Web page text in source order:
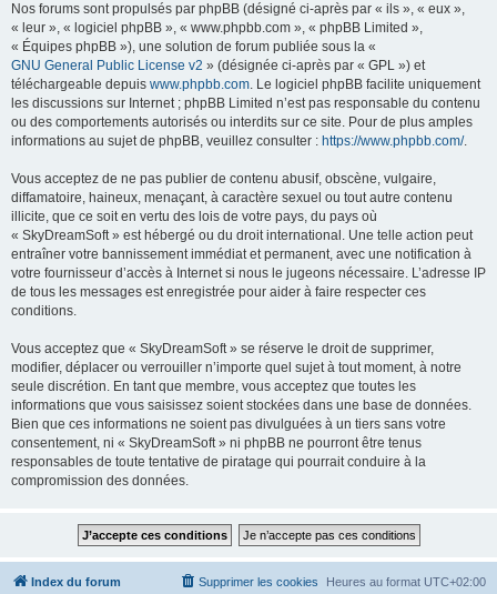
Nos forums sont propulsés par phpBB (désigné ci-après par « ils », « eux »,
« leur », « logiciel phpBB », « www.phpbb.com », « phpBB Limited »,
« Équipes phpBB »), une solution de forum publiée sous la «
GNU General Public License v2 » (désignée ci-après par « GPL ») et
téléchargeable depuis www.phpbb.com. Le logiciel phpBB facilite uniquement
les discussions sur Internet ; phpBB Limited n’est pas responsable du contenu
ou des comportements autorisés ou interdits sur ce site. Pour de plus amples
informations au sujet de phpBB, veuillez consulter : https://www.phpbb.com/.
Vous acceptez de ne pas publier de contenu abusif, obscène, vulgaire,
diffamatoire, haineux, menaçant, à caractère sexuel ou tout autre contenu
illicite, que ce soit en vertu des lois de votre pays, du pays où
« SkyDreamSoft » est hébergé ou du droit international. Une telle action peut
entraîner votre bannissement immédiat et permanent, avec une notification à
votre fournisseur d’accès à Internet si nous le jugeons nécessaire. L’adresse IP
de tous les messages est enregistrée pour aider à faire respecter ces
conditions.
Vous acceptez que « SkyDreamSoft » se réserve le droit de supprimer,
modifier, déplacer ou verrouiller n’importe quel sujet à tout moment, à notre
seule discrétion. En tant que membre, vous acceptez que toutes les
informations que vous saisissez soient stockées dans une base de données.
Bien que ces informations ne soient pas divulguées à un tiers sans votre
consentement, ni « SkyDreamSoft » ni phpBB ne pourront être tenus
responsables de toute tentative de piratage qui pourrait conduire à la
compromission des données.
Index du forum Heures au format UTC+02:00
Supprimer les cookies